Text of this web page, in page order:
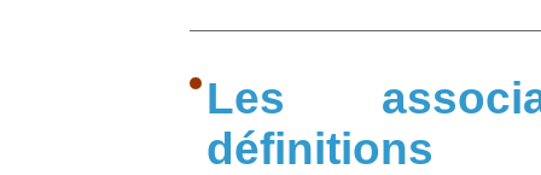
Les
définitions